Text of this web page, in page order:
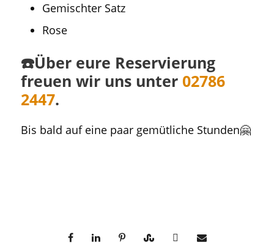
Gemischter Satz
Rose
☎️Über eure Reservierung
freuen wir uns unter 02786
2447.
Bis bald auf eine paar gemütliche Stunden🤗